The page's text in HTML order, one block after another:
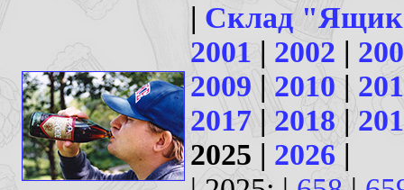
| Склад
2001 | 2002 |
2009| 2010|
2017 | 2018|
2025 | 2026|